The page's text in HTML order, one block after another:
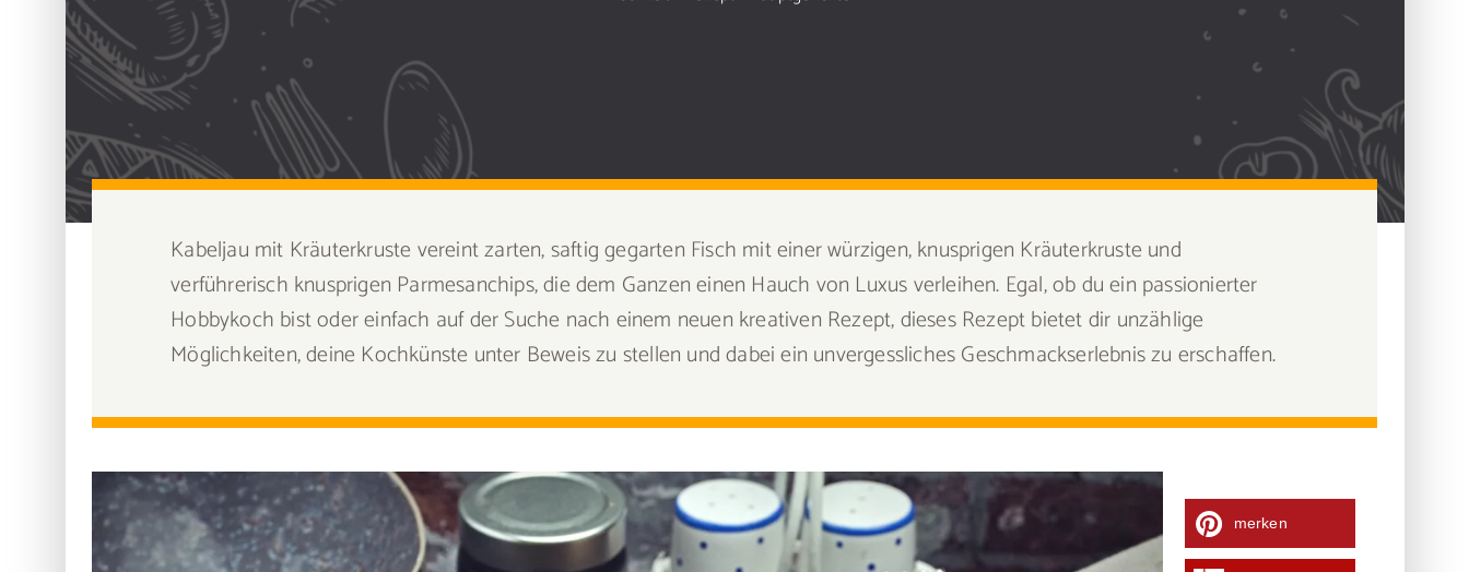
Kabeljau mit Kräuterkruste vereint zarten, saftig gegarten Fisch mit einer würzigen, knusprigen Kräuterkruste und
verführerisch knusprigen Parmesanchips, die dem Ganzen einen Hauch von Luxus verleihen. Egal, ob du ein passionierter
Hobbykoch bist oder einfach auf der Suche nach einem neuen kreativen Rezept, dieses Rezept bietet dir unzählige
Möglichkeiten, deine Kochkünste unter Beweis zu stellen und dabei ein unvergessliches Geschmackserlebnis zu erschaffen.
merken